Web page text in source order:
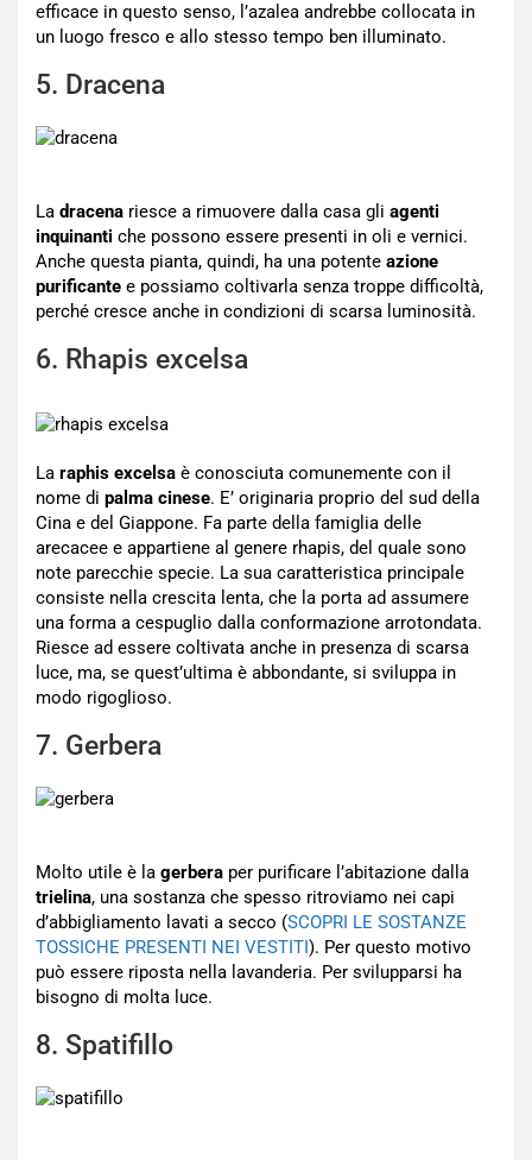
efficace in questo senso, l’azalea andrebbe collocata in
un luogo fresco e allo stesso tempo ben illuminato.
5. Dracena
La dracena riesce a rimuovere dalla casa gli agenti
inquinanti che possono essere presenti in oli e vernici.
Anche questa pianta, quindi, ha una potente azione
purificante e possiamo coltivarla senza troppe difficoltà,
perché cresce anche in condizioni di scarsa luminosità.
6. Rhapis excelsa
La raphis excelsa è conosciuta comunemente con il
nome di palma cinese. E’ originaria proprio del sud della
Cina e del Giappone. Fa parte della famiglia delle
arecacee e appartiene al genere rhapis, del quale sono
note parecchie specie. La sua caratteristica principale
consiste nella crescita lenta, che la porta ad assumere
una forma a cespuglio dalla conformazione arrotondata.
Riesce ad essere coltivata anche in presenza di scarsa
luce, ma, se quest’ultima è abbondante, si sviluppa in
modo rigoglioso.
7. Gerbera
Molto utile è la gerbera per purificare l’abitazione dalla
trielina, una sostanza che spesso ritroviamo nei capi
d’abbigliamento lavati a secco (SCOPRI LE SOSTANZE
TOSSICHE PRESENTI NEI VESTITI). Per questo motivo
può essere riposta nella lavanderia. Per svilupparsi ha
bisogno di molta luce.
8. Spatifillo